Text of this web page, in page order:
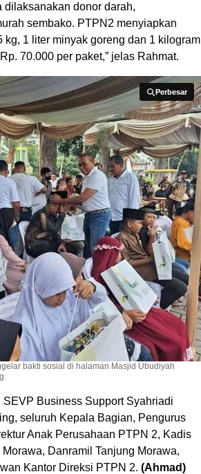
dilaksanakan donor darah,
sembako. PTPN2 menyiapkan
1 liter minyak goreng dan 1 kilogram
70.000 per paket,” jelas Rahmat.
Perbesar
Perbesar
bakti sosial di halaman Masjid Ubudiyah
Business Support Syahriadi
seluruh Kepala Bagian, Pengurus
Anak Perusahaan PTPN 2, Kadis
Danramil Tanjung Morawa,
Kantor Direksi PTPN 2. (Ahmad)